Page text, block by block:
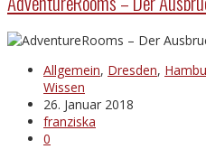
Allgemein, Dresden,
Wissen
26. Januar 2018
franziska
0